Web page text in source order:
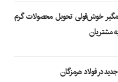
خوش‌قولی تحویل محصولات گرم
مشتریان